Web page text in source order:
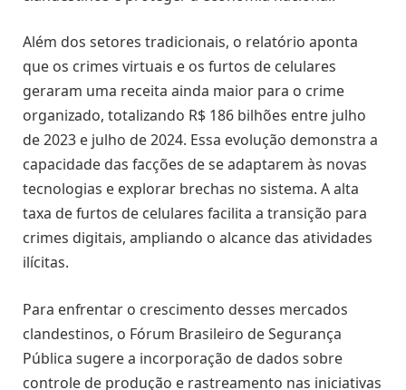
Além dos setores tradicionais, o relatório aponta
que os crimes virtuais e os furtos de celulares
geraram uma receita ainda maior para o crime
organizado, totalizando R$ 186 bilhões entre julho
de 2023 e julho de 2024. Essa evolução demonstra a
capacidade das facções de se adaptarem às novas
tecnologias e explorar brechas no sistema. A alta
taxa de furtos de celulares facilita a transição para
crimes digitais, ampliando o alcance das atividades
ilícitas.
Para enfrentar o crescimento desses mercados
clandestinos, o Fórum Brasileiro de Segurança
Pública sugere a incorporação de dados sobre
controle de produção e rastreamento nas iniciativas